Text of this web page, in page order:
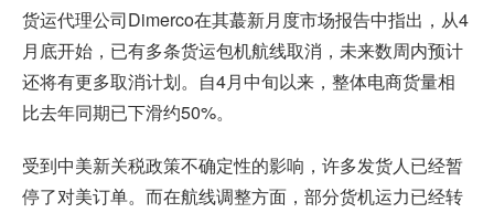
货运代理公司Dimerco在其蕞新月度市场报告中指出，从4
月底开始，已有多条货运包机航线取消，未来数周内预计
还将有更多取消计划。自4月中旬以来，整体电商货量相
比去年同期已下滑约50%。
受到中美新关税政策不确定性的影响，许多发货人已经暂
停了对美订单。而在航线调整方面，部分货机运力已经转